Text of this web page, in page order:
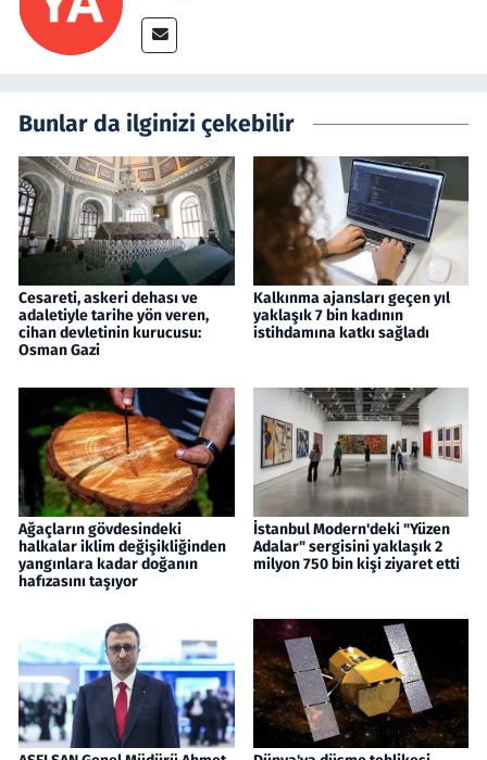
Bunlar da ilginizi çekebilir
Cesareti, askeri dehası ve
adaletiyle tarihe yön veren,
cihan devletinin kurucusu:
Osman Gazi
Kalkınma ajansları geçen yıl
yaklaşık 7 bin kadının
istihdamına katkı sağladı
Ağaçların gövdesindeki
halkalar iklim değişikliğinden
yangınlara kadar doğanın
hafızasını taşıyor
İstanbul Modern'deki "Yüzen
Adalar" sergisini yaklaşık 2
milyon 750 bin kişi ziyaret etti